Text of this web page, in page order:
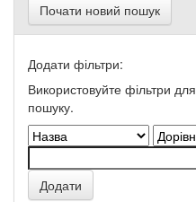
Почати новий пошук
Додати фільтри:
Використовуйте фільтри
пошуку.